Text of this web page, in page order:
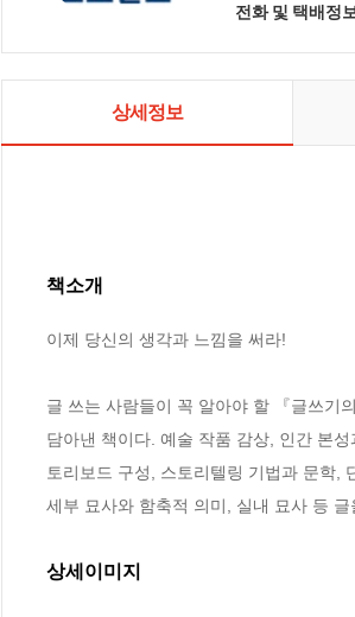
전화 및 택배정보
상세정보
책소개
이제 당신의 생각과 느낌을 써라!
글 쓰는 사람들이 꼭 알아야 할 『글쓰기
담아낸 책이다. 예술 작품 감상, 인간 본
토리보드 구성, 스토리텔링 기법과 문학,
세부 묘사와 함축적 의미, 실내 묘사 등
상세이미지